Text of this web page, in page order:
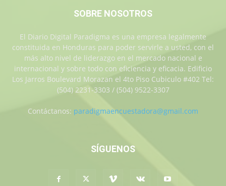
SOBRE NOSOTROS
El Diario Digital Paradigma es una empresa legalmente
constituida en Honduras para poder servirle a usted, con el
más alto nivel de liderazgo en el mercado nacional e
internacional y sobre todo con eficiencia y eficacia. Edificio
Los Jarros Boulevard Morazan el 4to Piso Cubiculo #402 Tel:
(504) 2231-3303 / (504) 9522-3307
Contáctanos: paradigmaencuestadora@gmail.com
SÍGUENOS